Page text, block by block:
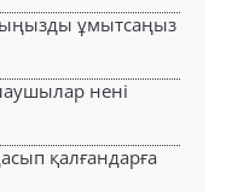
ұмытсаңыз
нені
қалғандарға